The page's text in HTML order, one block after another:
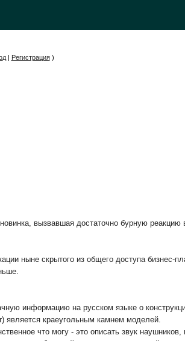
| Регистрация)
вызвавшая достаточно бурную реакцию
ныне скрытого из общего доступа бизнес-
информацию на русском языке о
является краеугольным камнем моделей.
что могу - это описать звук